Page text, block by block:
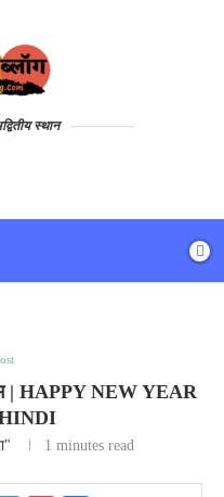
स्थान
| HAPPY NEW YEAR
1 minutes read